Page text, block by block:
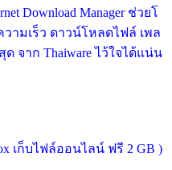
Download Manager ช่วยโ
ามเร็ว ดาวน์โหลดไฟล์ เพล
จาก Thaiware ไว้ใจได้แน่น
เก็บไฟล์ออนไลน์ ฟรี 2 GB )